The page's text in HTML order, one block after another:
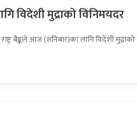
विदेशी मुद्राको विनिमयदर
बैङ्कले आज (शनिबार)का लागि विदेशी मुद्राको